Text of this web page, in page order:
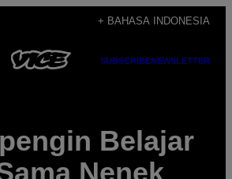
+ BAHASA INDONESIA
SUBSCRIBENEWSLETTER
Belajar
Nenek